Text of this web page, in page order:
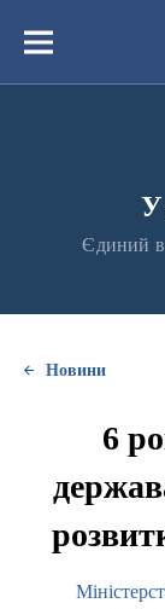
вмістуМеню
Єдиний
Новини
6